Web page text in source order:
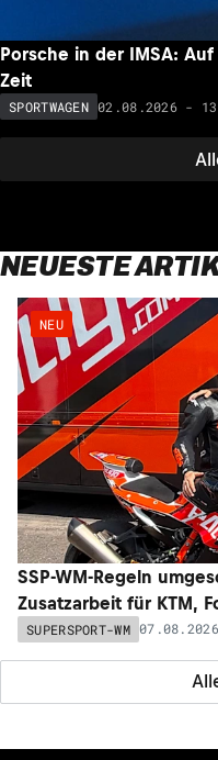
Porsche in der IMSA:
Zeit
SPORTWAGEN 02.08.2026 -
NEUESTE
NEU
SSP-WM-Regeln
Zusatzarbeit für KTM,
SUPERSPORT-WM